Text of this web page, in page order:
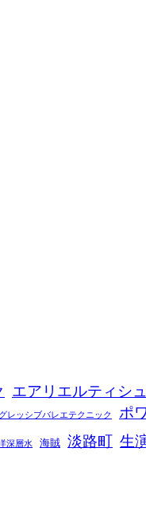
エアリエルティシ
レッシブバレエテクニック ポ
深層水 海賊 淡路町 生